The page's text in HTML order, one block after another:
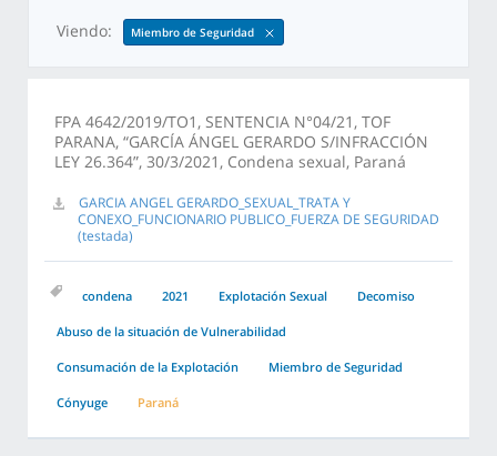
Viendo: Miembro de Seguridad
FPA 4642/2019/TO1, SENTENCIA N°04/21, TOF
PARANA, “GARCÍA ÁNGEL GERARDO S/INFRACCIÓN
LEY 26.364”, 30/3/2021, Condena sexual, Paraná
GARCIA ANGEL GERARDO_SEXUAL_TRATA Y
CONEXO_FUNCIONARIO PUBLICO_FUERZA DE SEGURIDAD
(testada)
condena 2021 Explotación Sexual Decomiso
Abuso de la situación de Vulnerabilidad
Consumación de la Explotación Miembro de Seguridad
Cónyuge Paraná